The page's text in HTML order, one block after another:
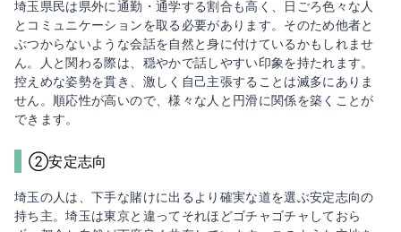
埼玉県民は県外に通勤・通学する割合も高く、日ごろ色々な人
とコミュニケーションを取る必要があります。そのため他者と
ぶつからないような会話を自然と身に付けているかもしれませ
ん。人と関わる際は、穏やかで話しやすい印象を持たれます。
控えめな姿勢を貫き、激しく自己主張することは滅多にありま
せん。順応性が高いので、様々な人と円滑に関係を築くことが
できます。
②安定志向
埼玉の人は、下手な賭けに出るより確実な道を選ぶ安定志向の
持ち主。埼玉は東京と違ってそれほどゴチャゴチャしておら